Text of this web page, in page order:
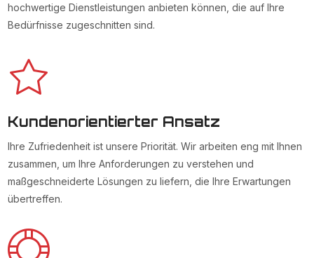
hochwertige Dienstleistungen anbieten können, die auf Ihre
Bedürfnisse zugeschnitten sind.
Kundenorientierter Ansatz
Ihre Zufriedenheit ist unsere Priorität. Wir arbeiten eng mit Ihnen
zusammen, um Ihre Anforderungen zu verstehen und
maßgeschneiderte Lösungen zu liefern, die Ihre Erwartungen
übertreffen.